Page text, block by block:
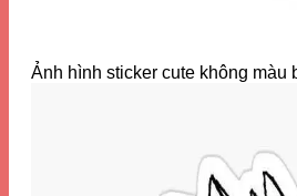
Ảnh hình sticker cute không màu